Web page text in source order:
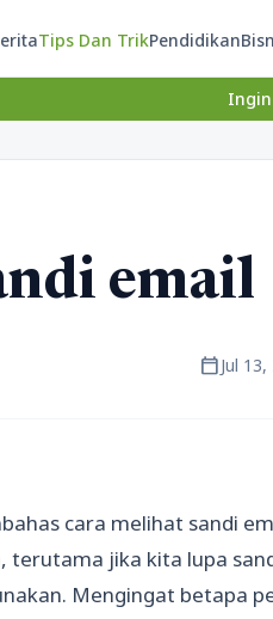
Tips Dan TrikPendidikan
Ingin upgrade
email
calendar_todayJul
cara melihat sandi
terutama jika kita lupa
Mengingat betapa